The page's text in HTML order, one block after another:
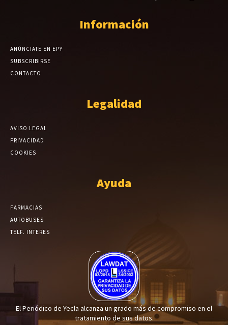
Información
ANÚNCIATE EN EPY
SUBSCRIBIRSE
CONTACTO
Legalidad
AVISO LEGAL
PRIVACIDAD
COOKIES
Ayuda
FARMACIAS
AUTOBUSES
TELF. INTERES
El Periódico de Yecla alcanza un grado más de compromiso en el
tratamiento de sus datos.